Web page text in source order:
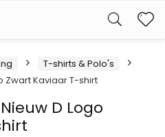
T-shirts & Polo's
Zwart Kaviaar T-shirt
D Logo